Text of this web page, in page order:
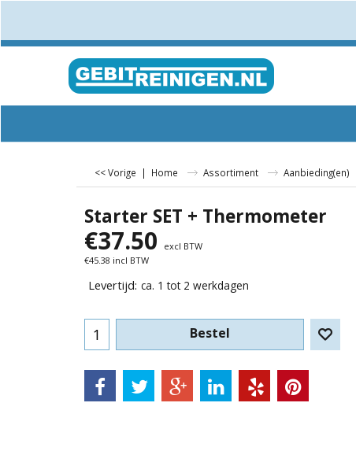
<< Vorige | Home Assortiment Aanbieding(en)
Starter SET + Thermometer
€37.50
excl BTW
€45.38 incl BTW
Levertijd: ca. 1 tot 2 werkdagen
Bestel